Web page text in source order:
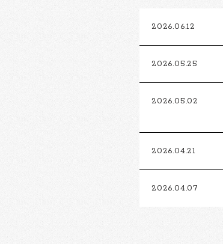
2026.06.12
2026.05.25
2026.05.02
2026.04.21
2026.04.07